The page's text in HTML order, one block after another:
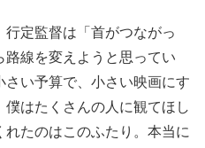
定監督は「首がつながっ
線を変えようと思ってい
い予算で、小さい映画にす
はたくさんの人に観てほし
たのはこのふたり。本当に